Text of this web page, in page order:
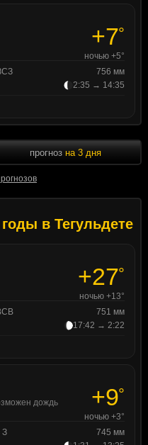
+7°
ночью +5°
756 мм
2:35 → 14:35
прогноз на 3 дня
в Тегульдете
+27°
ночью +13°
751 мм
17:42 → 2:22
дождь +9°
ночью +3°
З
745 мм